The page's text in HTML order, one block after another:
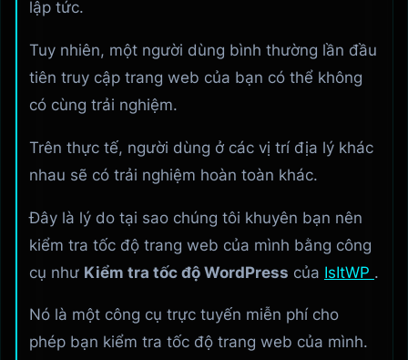
lập tức.
Tuy nhiên, một người dùng bình thường lần đầu
tiên truy cập trang web của bạn có thể không
có cùng trải nghiệm.
Trên thực tế, người dùng ở các vị trí địa lý khác
nhau sẽ có trải nghiệm hoàn toàn khác.
Đây là lý do tại sao chúng tôi khuyên bạn nên
kiểm tra tốc độ trang web của mình bằng công
cụ như Kiểm tra tốc độ WordPress của IsItWP .
Nó là một công cụ trực tuyến miễn phí cho
phép bạn kiểm tra tốc độ trang web của mình.